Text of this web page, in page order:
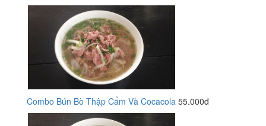
Combo Bún Bò Thập Cẩm Và Cocacola 55.000đ